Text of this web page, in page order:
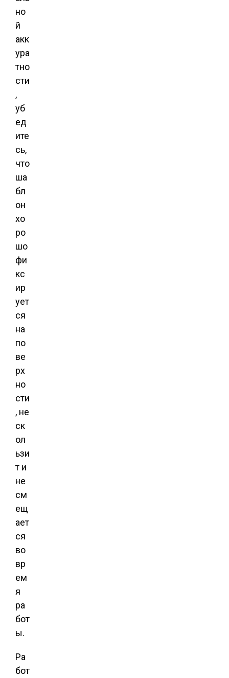
но
й
акк
ура
тно
сти
,
уб
ед
ите
сь,
что
ша
бл
он
хо
ро
шо
фи
кс
ир
ует
ся
на
по
ве
рх
но
сти
, не
ск
ол
ьзи
т и
не
см
ещ
ает
ся
во
вр
ем
я
ра
бот
ы.
Ра
бот